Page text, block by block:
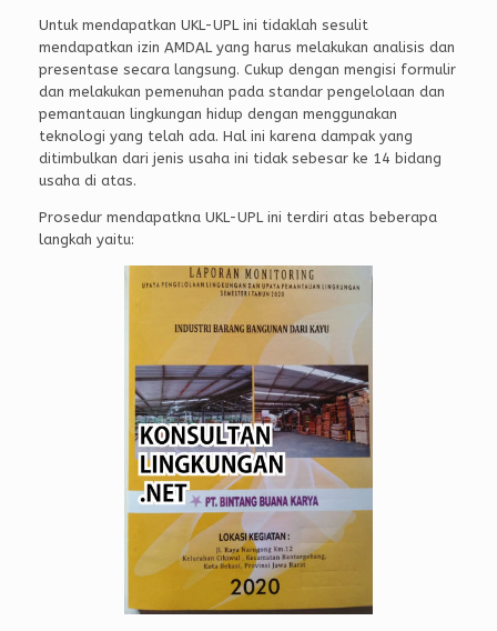
Untuk mendapatkan UKL-UPL ini tidaklah sesulit
mendapatkan izin AMDAL yang harus melakukan analisis dan
presentase secara langsung. Cukup dengan mengisi formulir
dan melakukan pemenuhan pada standar pengelolaan dan
pemantauan lingkungan hidup dengan menggunakan
teknologi yang telah ada. Hal ini karena dampak yang
ditimbulkan dari jenis usaha ini tidak sebesar ke 14 bidang
usaha di atas.
Prosedur mendapatkna UKL-UPL ini terdiri atas beberapa
langkah yaitu: